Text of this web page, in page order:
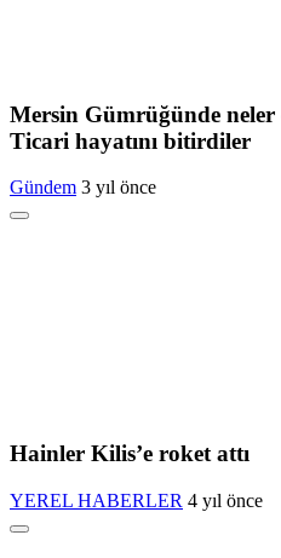
Mersin Gümrüğünde neler
Ticari hayatını bitirdiler
Gündem 3 yıl önce
Hainler Kilis’e roket attı
YEREL HABERLER 4 yıl önce